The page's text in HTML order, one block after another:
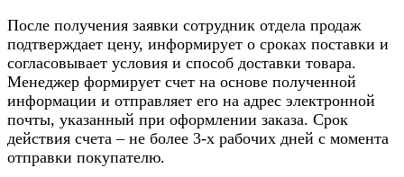
После получения заявки сотрудник отдела продаж
подтверждает цену, информирует о сроках поставки и
согласовывает условия и способ доставки товара.
Менеджер формирует счет на основе полученной
информации и отправляет его на адрес электронной
почты, указанный при оформлении заказа. Срок
действия счета – не более 3-х рабочих дней с момента
отправки покупателю.